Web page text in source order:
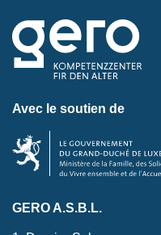
Avec le soutien de
GERO A.S.B.L.